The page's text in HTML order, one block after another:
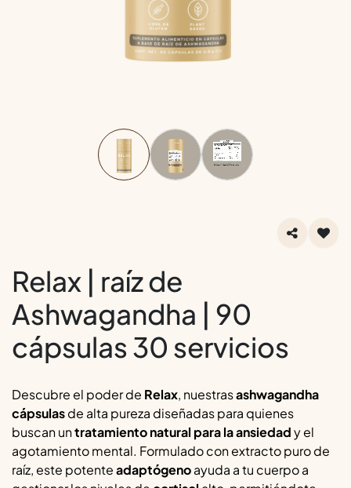
Relax | raíz de
Ashwagandha | 90
cápsulas 30 servicios
Descubre el poder de Relax, nuestrasashwagandha
cápsulasde alta pureza diseñadas para quienes
buscan untratamiento natural para la ansiedady el
agotamiento mental. Formulado con extracto puro de
raíz, este potenteadaptógenoayuda a tu cuerpo a